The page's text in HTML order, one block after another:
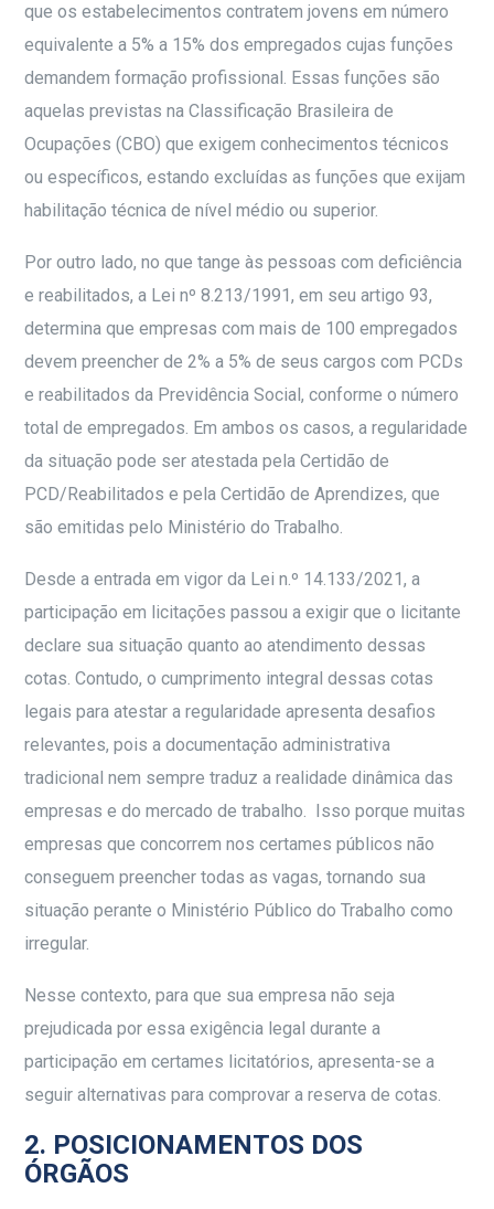
que os estabelecimentos contratem jovens em número
equivalente a 5% a 15% dos empregados cujas funções
demandem formação profissional. Essas funções são
aquelas previstas na Classificação Brasileira de
Ocupações (CBO) que exigem conhecimentos técnicos
ou específicos, estando excluídas as funções que exijam
habilitação técnica de nível médio ou superior.
Por outro lado, no que tange às pessoas com deficiência
e reabilitados, a Lei nº 8.213/1991, em seu artigo 93,
determina que empresas com mais de 100 empregados
devem preencher de 2% a 5% de seus cargos com PCDs
e reabilitados da Previdência Social, conforme o número
total de empregados. Em ambos os casos, a regularidade
da situação pode ser atestada pela Certidão de
PCD/Reabilitados e pela Certidão de Aprendizes, que
são emitidas pelo Ministério do Trabalho.
Desde a entrada em vigor da Lei n.º 14.133/2021, a
participação em licitações passou a exigir que o licitante
declare sua situação quanto ao atendimento dessas
cotas. Contudo, o cumprimento integral dessas cotas
legais para atestar a regularidade apresenta desafios
relevantes, pois a documentação administrativa
tradicional nem sempre traduz a realidade dinâmica das
empresas e do mercado de trabalho. Isso porque muitas
empresas que concorrem nos certames públicos não
conseguem preencher todas as vagas, tornando sua
situação perante o Ministério Público do Trabalho como
irregular.
Nesse contexto, para que sua empresa não seja
prejudicada por essa exigência legal durante a
participação em certames licitatórios, apresenta-se a
seguir alternativas para comprovar a reserva de cotas.
2. POSICIONAMENTOS DOS
ÓRGÃOS